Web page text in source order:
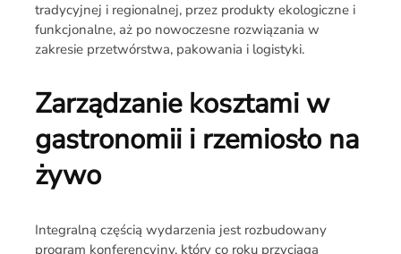
tradycyjnej i regionalnej, przez produkty ekologiczne i
funkcjonalne, aż po nowoczesne rozwiązania w
zakresie przetwórstwa, pakowania i logistyki.
Zarządzanie kosztami w
gastronomii i rzemiosło na
żywo
Integralną częścią wydarzenia jest rozbudowany
program konferencyjny, który co roku przyciąga